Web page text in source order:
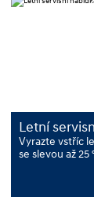
Letní
Vyrazte vstříc
se slevou až 25